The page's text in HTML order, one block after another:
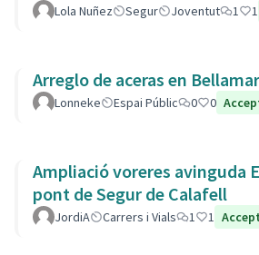
Lola Nuñez Segur Joventut 1 1
Arreglo de aceras en Bellamar
Lonneke Espai Públic 0 0
Ampliació voreres avinguda
pont de Segur de Calafell
JordiA Carrers i Vials 1 1